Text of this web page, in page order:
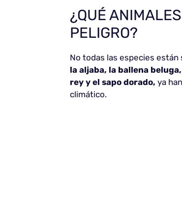
¿QUÉ
PELIGRO?
No todas las especies están
la aljaba, la ballena
rey y el sapo dorado, ya
climático.